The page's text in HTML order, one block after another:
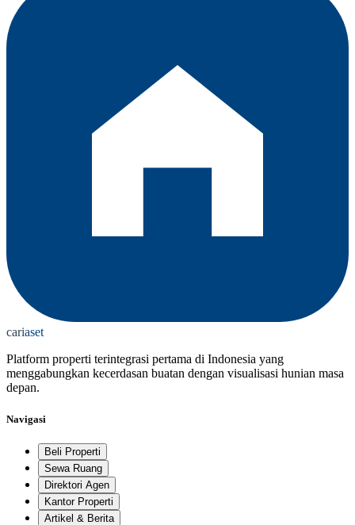
cariaset
Platform properti terintegrasi pertama di Indonesia yang
menggabungkan kecerdasan buatan dengan visualisasi hunian masa
depan.
Navigasi
Beli Properti
Sewa Ruang
Direktori Agen
Kantor Properti
Artikel & Berita